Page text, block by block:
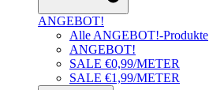
ANGEBOT!
Alle ANGEBOT!-Produkte
ANGEBOT!
SALE €0,99/METER
SALE €1,99/METER